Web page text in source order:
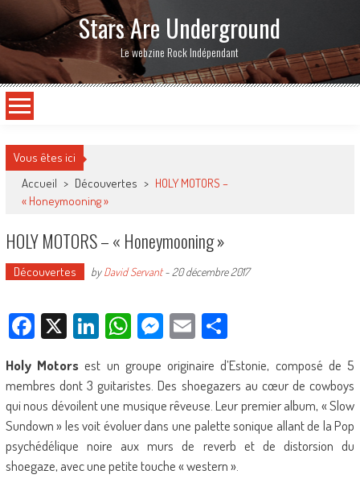
Stars Are Underground
Le webzine Rock Indépendant
Vous êtes ici
Accueil > Découvertes > HOLY MOTORS –
« Honeymooning »
HOLY MOTORS – « Honeymooning »
Découvertes byDavid Servant- 20 décembre 2017
Facebook
X LinkedIn
WhatsApp
Messenger
EmailPartager
Holy Motors est un groupe originaire d’Estonie, composé de 5
membres dont 3 guitaristes. Des shoegazers au cœur de cowboys
qui nous dévoilent une musique rêveuse. Leur premier album, « Slow
Sundown » les voit évoluer dans une palette sonique allant de la Pop
psychédélique noire aux murs de reverb et de distorsion du
shoegaze, avec une petite touche « western ».